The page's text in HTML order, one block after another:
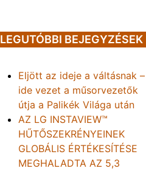
LEGUTÓBBI BEJEGYZÉSEK
Eljött az ideje a váltásnak –
ide vezet a műsorvezetők
útja a Palikék Világa után
AZ LG INSTAVIEW™
HŰTŐSZEKRÉNYEINEK
GLOBÁLIS ÉRTÉKESÍTÉSE
MEGHALADTA AZ 5,3